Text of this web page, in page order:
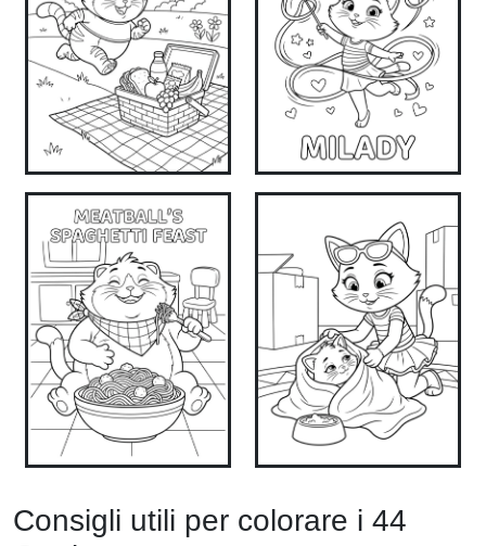
Consigli utili per colorare i 44